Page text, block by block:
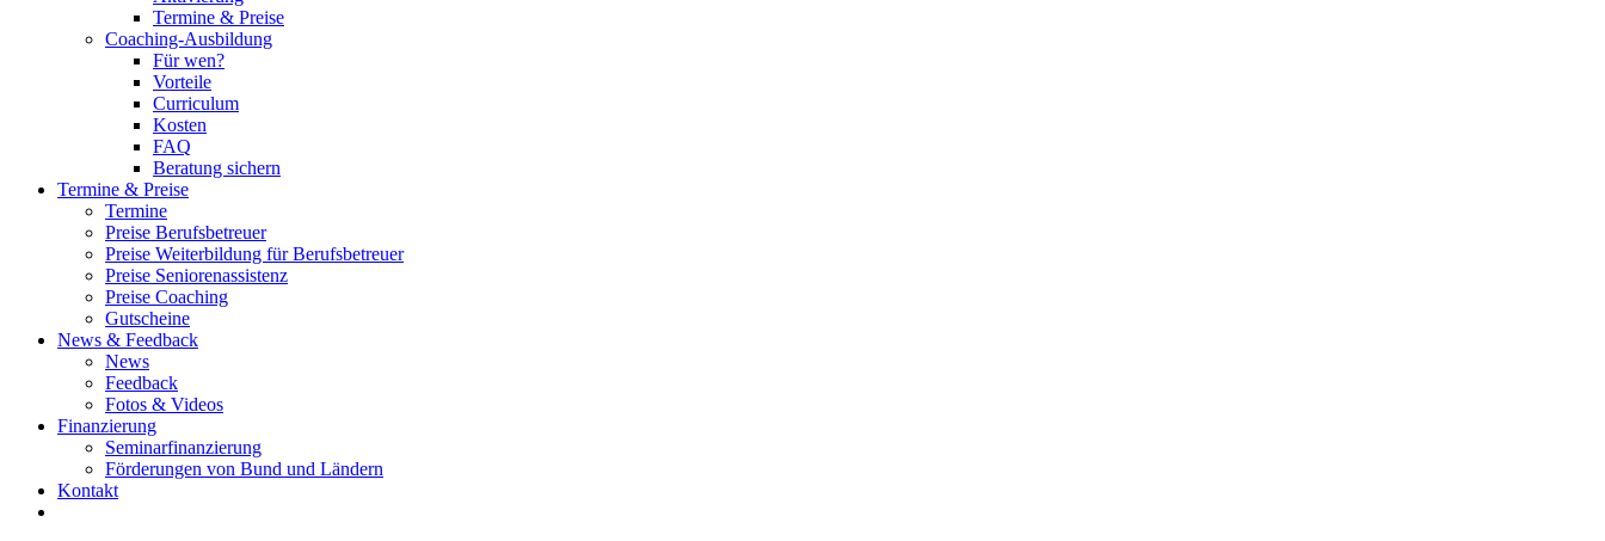
Termine & Preise
Coaching-Ausbildung
Für wen?
Vorteile
Curriculum
Kosten
FAQ
Beratung sichern
Termine & Preise
Termine
Preise Berufsbetreuer
Preise Weiterbildung für Berufsbetreuer
Preise Seniorenassistenz
Preise Coaching
Gutscheine
News & Feedback
News
Feedback
Fotos & Videos
Finanzierung
Seminarfinanzierung
Förderungen von Bund und Ländern
Kontakt